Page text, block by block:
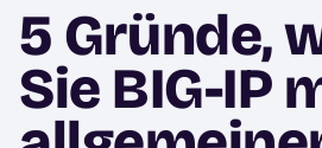
5 Gründe,
Sie BIG-IP